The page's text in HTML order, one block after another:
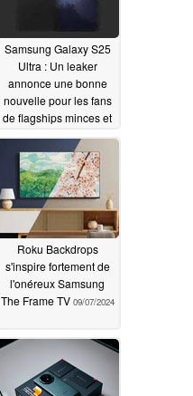
Samsung Galaxy S25
Ultra : Un leaker
annonce une bonne
nouvelle pour les fans
de flagships minces et
étroits avec une
première image de
rendu du design
09/08/2024
Roku Backdrops
s'inspire fortement de
l'onéreux Samsung
The Frame TV 09/07/2024